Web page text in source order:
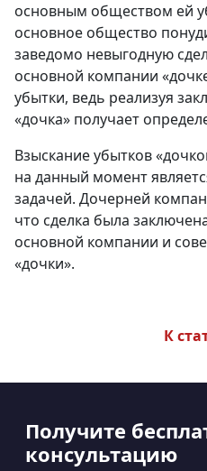
основным обществом ей
основное общество
заведомо невыгодную
основной компании
убытки, ведь реализуя
«дочка» получает
Взыскание убытков
на данный момент
задачей. Дочерней
что сделка была
основной компании и
«дочки».
К
Получите
консультацию